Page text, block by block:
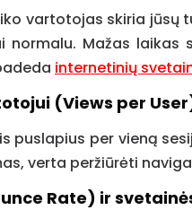
vartotojas skiria jūsų
normalu. Mažas
internetinių
(Views per
puslapius per vieną
verta peržiūrėti
Rate) ir